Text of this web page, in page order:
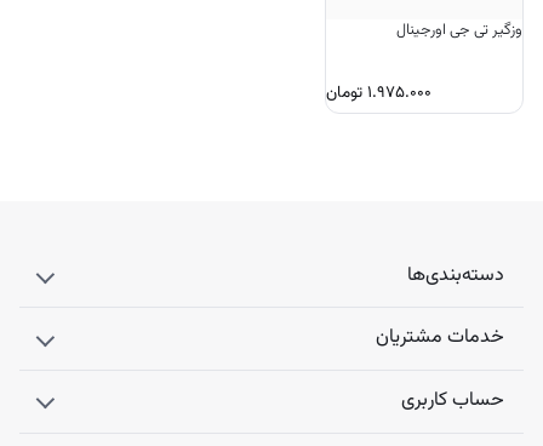
وزگیر تی جی اورجینال
۱.۹۷۵.۰۰۰ تومان
دسته‌بندی‌ها
خدمات مشتریان
حساب کاربری